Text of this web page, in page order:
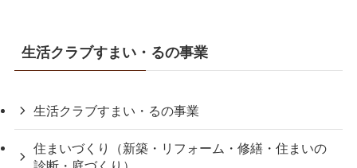
生活クラブすまい・るの事業
生活クラブすまい・るの事業
住まいづくり（新築・リフォーム・修繕・住まいの